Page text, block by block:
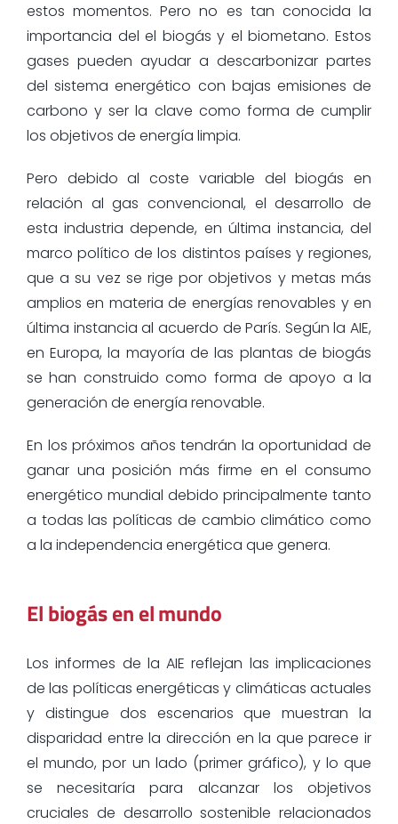
estos momentos. Pero no es tan conocida la
importancia del el biogás y el biometano. Estos
gases pueden ayudar a descarbonizar partes
del sistema energético con bajas emisiones de
carbono y ser la clave como forma de cumplir
los objetivos de energía limpia.
Pero debido al coste variable del biogás en
relación al gas convencional, el desarrollo de
esta industria depende, en última instancia, del
marco político de los distintos países y regiones,
que a su vez se rige por objetivos y metas más
amplios en materia de energías renovables y en
última instancia al acuerdo de París. Según la AIE,
en Europa, la mayoría de las plantas de biogás
se han construido como forma de apoyo a la
generación de energía renovable.
En los próximos años tendrán la oportunidad de
ganar una posición más firme en el consumo
energético mundial debido principalmente tanto
a todas las políticas de cambio climático como
a la independencia energética que genera.
El biogás en el mundo
Los informes de la AIE reflejan las implicaciones
de las políticas energéticas y climáticas actuales
y distingue dos escenarios que muestran la
disparidad entre la dirección en la que parece ir
el mundo, por un lado (primer gráfico), y lo que
se necesitaría para alcanzar los objetivos
cruciales de desarrollo sostenible relacionados